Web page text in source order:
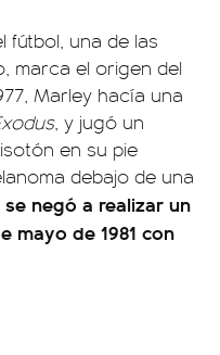
fútbol, una de las
marca el origen del
Marley hacía una
, y jugó un
en su pie
debajo de una
negó a realizar un
mayo de 1981 con